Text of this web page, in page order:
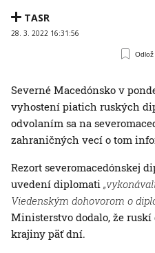
TASR
28. 3. 2022 16:31:56
Severné Macedónsko v
vyhostení piatich ruských
odvolaním sa na
zahraničných vecí o tom
Rezort severomacedónskej
uvedení diplomati
Viedenským dohovorom o
Ministerstvo dodalo, že
krajiny päť dní.